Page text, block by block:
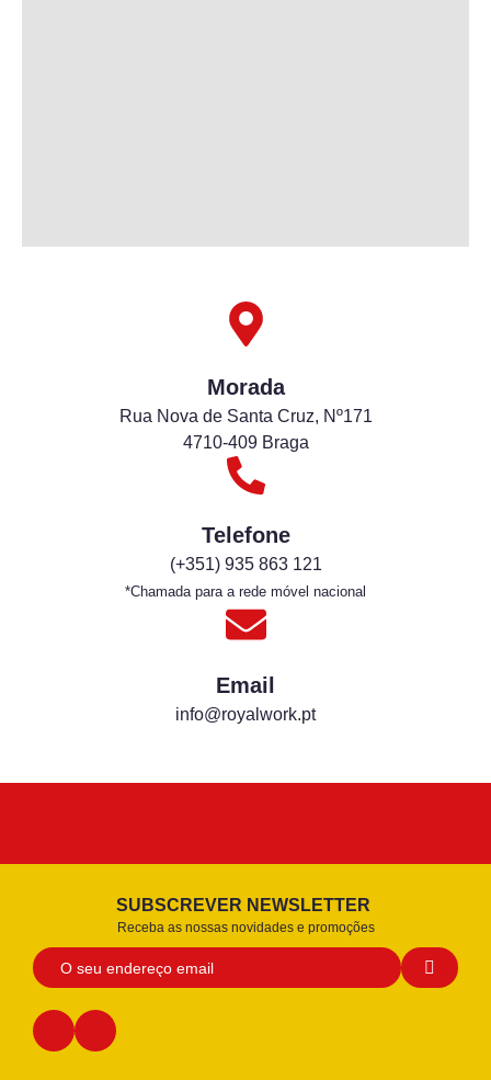
Morada
Rua Nova de Santa Cruz, Nº171
4710-409 Braga
Telefone
(+351) 935 863 121
*Chamada para a rede móvel nacional
Email
info@royalwork.pt
SUBSCREVER NEWSLETTER
Receba as nossas novidades e promoções